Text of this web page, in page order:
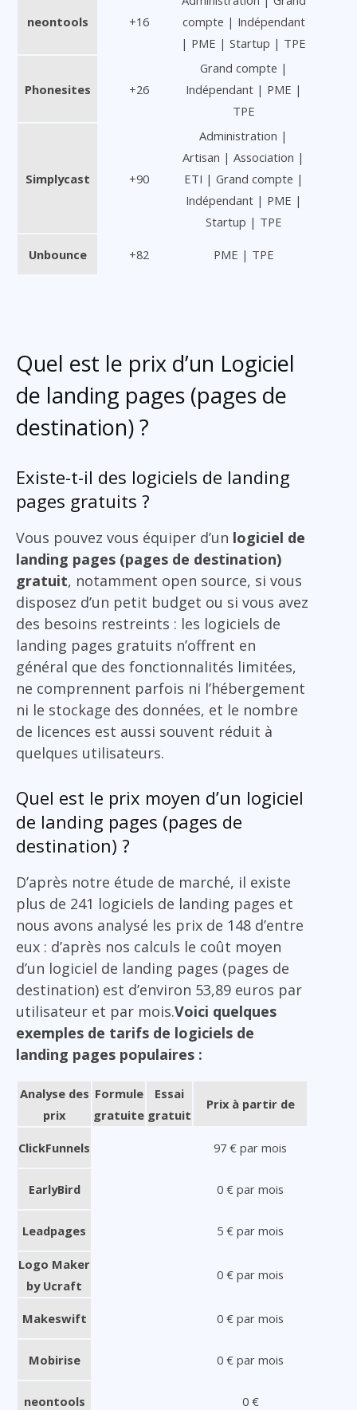
neontools +16
compte | Indépendant
| PME | Startup | TPE
Phonesites +26
Grand compte |
Indépendant | PME |
TPE
Simplycast +90
Administration |
Artisan | Association |
ETI | Grand compte |
Indépendant | PME |
Startup | TPE
Unbounce +82 PME | TPE
Quel est le prix d’un Logiciel
de landing pages (pages de
destination) ?
Existe-t-il des logiciels de landing
pages gratuits ?
Vous pouvez vous équiper d’un logiciel de
landing pages (pages de destination)
gratuit, notamment open source, si vous
disposez d’un petit budget ou si vous avez
des besoins restreints : les logiciels de
landing pages gratuits n’offrent en
général que des fonctionnalités limitées,
ne comprennent parfois ni l’hébergement
ni le stockage des données, et le nombre
de licences est aussi souvent réduit à
quelques utilisateurs.
Quel est le prix moyen d’un logiciel
de landing pages (pages de
destination) ?
D’après notre étude de marché, il existe
plus de 241 logiciels de landing pages et
nous avons analysé les prix de 148 d’entre
eux : d’après nos calculs le coût moyen
d’un logiciel de landing pages (pages de
destination) est d’environ 53,89 euros par
utilisateur et par mois.Voici quelques
exemples de tarifs de logiciels de
landing pages populaires :
Analyse des
prix
Formule
gratuite
Essai
gratuit
Prix à partir de
ClickFunnels 97 € par mois
EarlyBird 0 € par mois
Leadpages 5 € par mois
Logo Maker
by Ucraft
0 € par mois
Makeswift 0 € par mois
Mobirise 0 € par mois
neontools 0 €